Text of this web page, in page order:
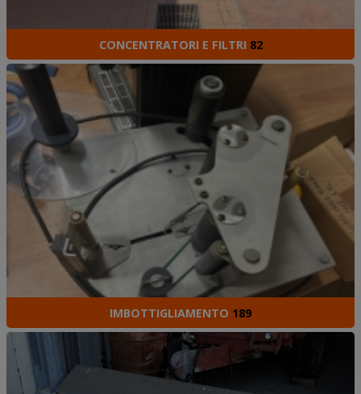
CONCENTRATORI E FILTRI 82
IMBOTTIGLIAMENTO 189